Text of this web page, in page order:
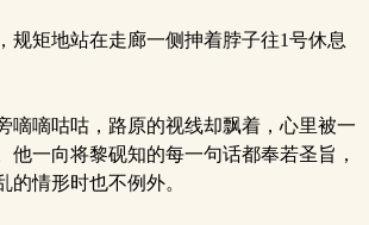
矩地站在走廊一侧抻着脖子往1号休息
嘀咕咕，路原的视线却飘着，心里被一
他一向将黎砚知的每一句话都奉若圣旨，
的情形时也不例外。